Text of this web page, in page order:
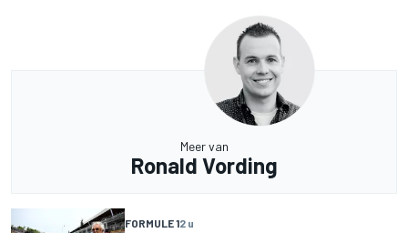
Meer van
Ronald Vording
FORMULE 12 u